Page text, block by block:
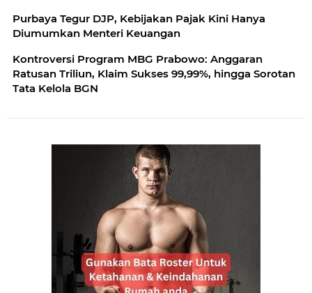
Purbaya Tegur DJP, Kebijakan Pajak Kini Hanya
Diumumkan Menteri Keuangan
Kontroversi Program MBG Prabowo: Anggaran
Ratusan Triliun, Klaim Sukses 99,99%, hingga Sorotan
Tata Kelola BGN